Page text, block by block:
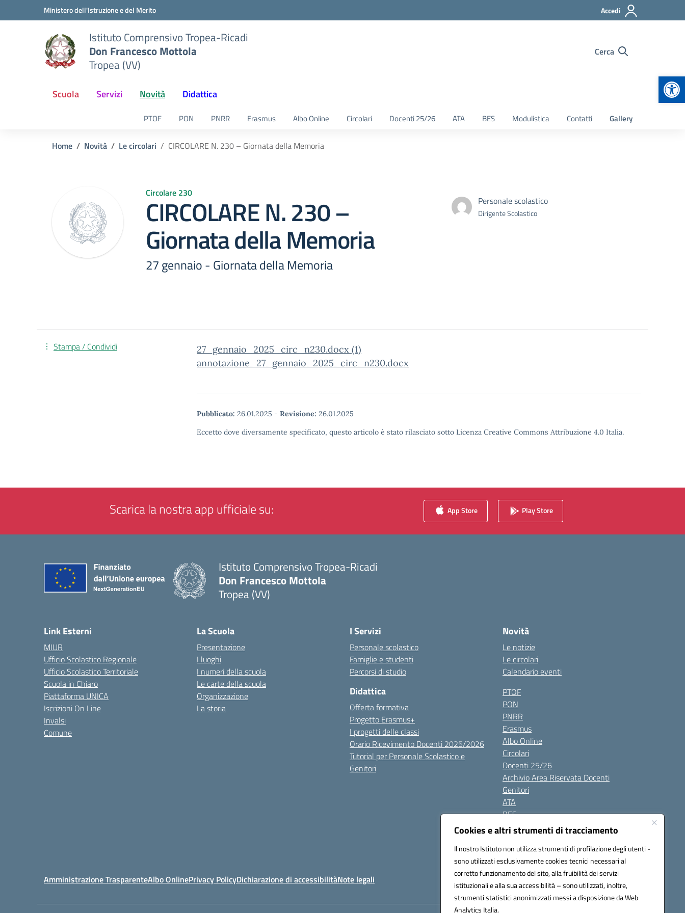
Cookies e altri strumenti di tracciamento
Il nostro Istituto non utilizza strumenti di profilazione degli utenti -
sono utilizzati esclusivamente cookies tecnici necessari al
corretto funzionamento del sito, alla fruibilità dei servizi
istituzionali e alla sua accessibilità – sono utilizzati, inoltre,
strumenti statistici anonimizzati messi a disposizione da Web
Analytics Italia.
Vai ai contenuti
Vai al menu di navigazioneMinistero dell'Istruzione e del Merito Accedi
Istituto Comprensivo Tropea-Ricadi
Don Francesco Mottola
Tropea (VV)
Cerca
Scuola Servizi Novità Didattica
PTOF PON PNRR Erasmus Albo Online Circolari Docenti 25/26 ATA BES Modulistica Contatti Gallery
Home Novità Le circolari CIRCOLARE N. 230 – Giornata della Memoria
Circolare 230
CIRCOLARE N. 230 –
Giornata della Memoria
27 gennaio - Giornata della Memoria
Personale scolastico
Dirigente Scolastico
27_gennaio_2025_circ_n230.docx (1)
annotazione_27_gennaio_2025_circ_n230.docx
Pubblicato: 26.01.2025 - Revisione: 26.01.2025
Eccetto dove diversamente specificato, questo articolo è stato rilasciato sotto Licenza Creative Commons Attribuzione 4.0 Italia.
Stampa / Condividi
Scarica la nostra app ufficiale su: App Store Play Store
Istituto Comprensivo Tropea-Ricadi
Don Francesco Mottola
Tropea (VV)
Link Esterni
MIUR
Ufficio Scolastico Regionale
Ufficio Scolastico Territoriale
Scuola in Chiaro
Piattaforma UNICA
Iscrizioni On Line
Invalsi
Comune
La Scuola
Presentazione
I luoghi
I numeri della scuola
Le carte della scuola
Organizzazione
La storia
I Servizi
Personale scolastico
Famiglie e studenti
Percorsi di studio
Didattica
Offerta formativa
Progetto Erasmus+
I progetti delle classi
Orario Ricevimento Docenti 2025/2026
Tutorial per Personale Scolastico e
Genitori
Novità
Le notizie
Le circolari
Calendario eventi
PTOF
PON
PNRR
Erasmus
Albo Online
Circolari
Docenti 25/26
Archivio Area Riservata Docenti
Genitori
ATA
BES
Modulistica
Gallery
Amministrazione TrasparenteAlbo OnlinePrivacy PolicyDichiarazione di accessibilitàNote legali